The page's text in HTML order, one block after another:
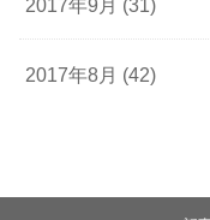
2017年9月 (31)
2017年8月 (42)